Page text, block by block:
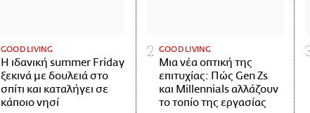
GOOD LIVING
Η ιδανική summer Friday
ξεκινά με δουλειά στο
σπίτι και καταλήγει σε
κάποιο νησί
GOOD LIVING
Μια νέα οπτική της
επιτυχίας: Πώς Gen Zs
και Millennials αλλάζουν
το τοπίο της εργασίας